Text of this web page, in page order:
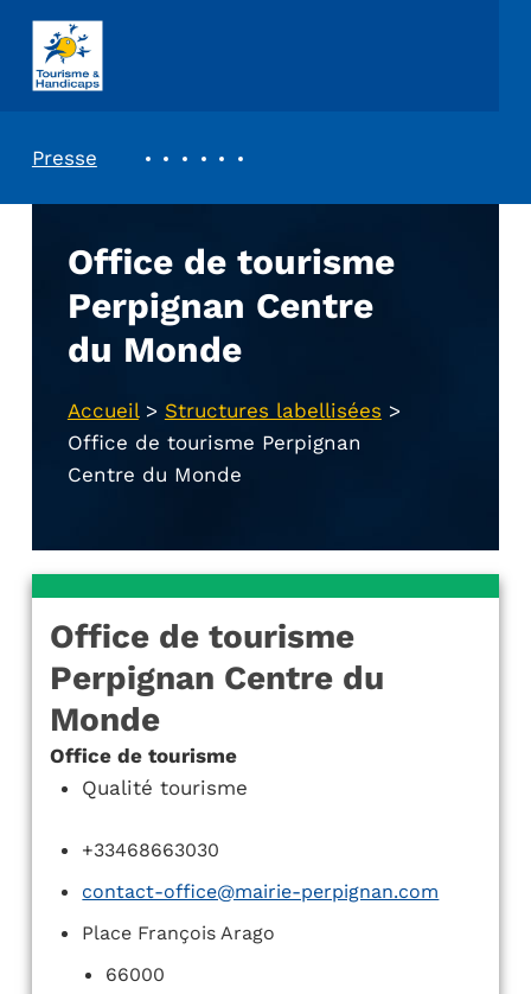
ASSOCIATION TOURISME ET HANDICAPS
Presse
Office de tourisme
Perpignan Centre
du Monde
Accueil> Structures labellisées >
Office de tourisme Perpignan
Centre du Monde
Office de tourisme
Perpignan Centre du
Monde
Office de tourisme
Qualité tourisme
+33468663030
contact-office@mairie-perpignan.com
Place François Arago
66000